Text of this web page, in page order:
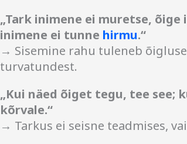
„Tark inimene ei muretse, õige
inimene ei tunne hirmu.“
→ Sisemine rahu tuleneb
turvatundest.
„Kui näed õiget tegu, tee see;
kõrvale.“
→ Tarkus ei seisne teadmises,